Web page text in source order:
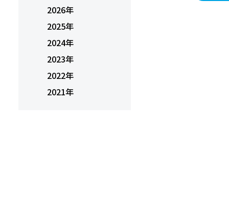
2026年
2025年
2024年
2023年
2022年
2021年